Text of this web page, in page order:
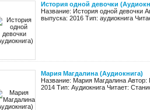
История одной девочки
Название: История одной девочки
выпуска: 2016 Тип: аудиокнига
Мария Магдалина (Аудиокнига)
Название: Мария Магдалина Автор:
2014 Тип: Аудиокнига Читает: